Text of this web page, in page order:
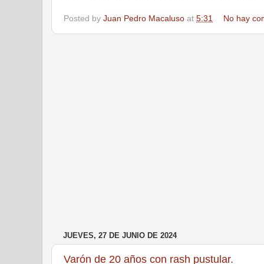
Posted by Juan Pedro Macaluso at 5:31 No hay
JUEVES, 27 DE JUNIO DE 2024
Varón de 20 años con rash pustular.